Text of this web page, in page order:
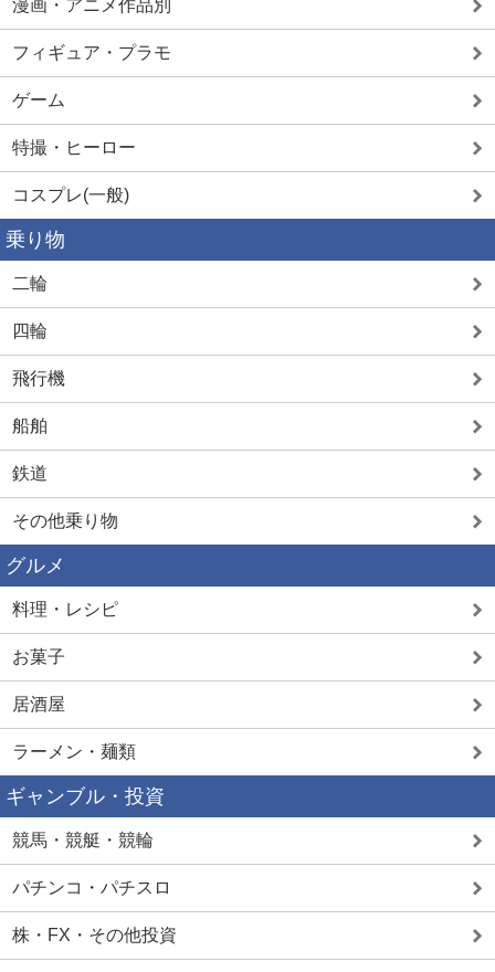
漫画・アニメ作品別
フィギュア・プラモ
ゲーム
特撮・ヒーロー
コスプレ(一般)
乗り物
二輪
四輪
飛行機
船舶
鉄道
その他乗り物
グルメ
料理・レシピ
お菓子
居酒屋
ラーメン・麺類
ギャンブル・投資
競馬・競艇・競輪
パチンコ・パチスロ
株・FX・その他投資